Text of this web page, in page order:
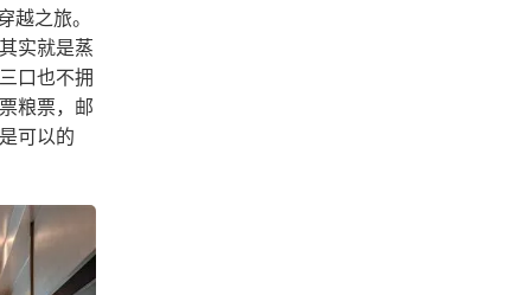
越之旅。
实就是蒸
口也不拥
粮票，邮
可以的